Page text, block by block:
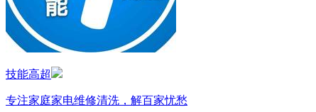
技能高超
专注家庭家电维修清洗，解百家忧愁